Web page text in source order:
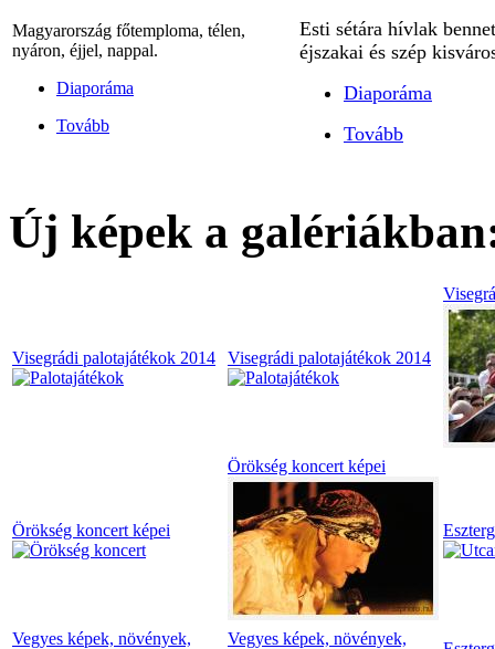
Magyarország főtemploma, télen,
nyáron, éjjel, nappal.
Diaporáma
Tovább
Esti sétára hívlak
éjszakai és szép
Diaporáma
Tovább
Új képek a
Visegrádi palotajátékok 2014 Visegrádi palotajátékok 2014
Örökség koncert képei
Örökség koncert képei
Vegyes képek, növények,
Vegyes képek, növények,